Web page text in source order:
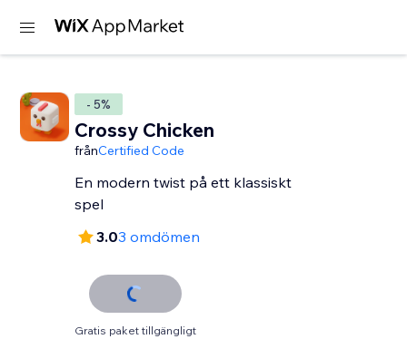
- 5%
Crossy Chicken
frånCertified Code
En modern twist på ett klassiskt
spel
3.03 omdömen
Gratis paket tillgängligt